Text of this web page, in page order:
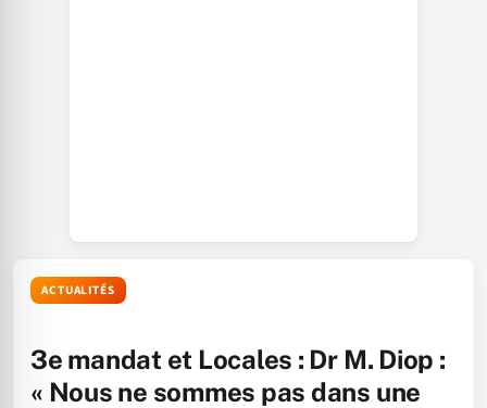
ACTUALITÉS
3e mandat et Locales : Dr M. Diop :
« Nous ne sommes pas dans une